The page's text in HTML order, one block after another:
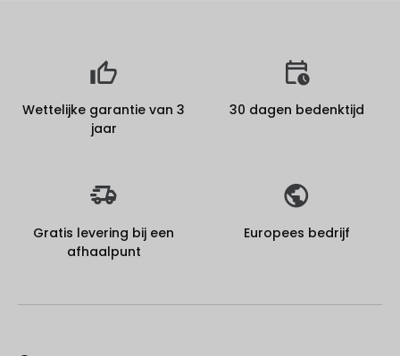
Wettelijke garantie van 3
jaar
30 dagen bedenktijd
Gratis levering bij een
afhaalpunt
Europees bedrijf